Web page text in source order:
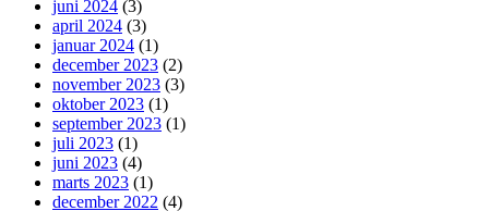
juni 2024 (3)
april 2024 (3)
januar 2024 (1)
december 2023 (2)
november 2023 (3)
oktober 2023 (1)
september 2023 (1)
juli 2023 (1)
juni 2023 (4)
marts 2023 (1)
december 2022 (4)